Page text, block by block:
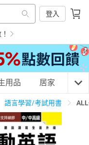
登入
保健 民生用品
用品 居家 3C
語言學習/考試用書